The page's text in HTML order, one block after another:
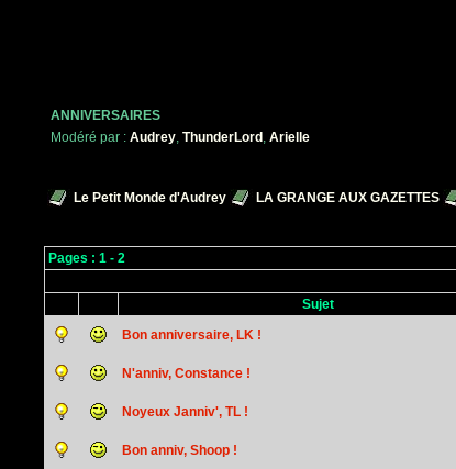
ANNIVERSAIRES
Modéré par : Audrey, ThunderLord , Arielle
Le Petit Monde d'Audrey LA GRANGE AUX GAZETTES
Pages : 1- 2
Sujet
Bon anniversaire, LK !
N'anniv, Constance !
Noyeux Janniv', TL !
Bon anniv, Shoop !